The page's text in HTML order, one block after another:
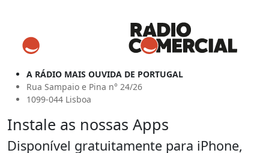
A RÁDIO MAIS OUVIDA DE PORTUGAL
Rua Sampaio e Pina n° 24/26
1099-044 Lisboa
Instale as nossas Apps
Disponível gratuitamente para iPhone,